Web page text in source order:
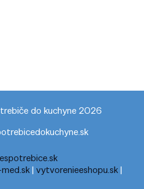
do kuchyne 2026
|vytvorenieeshopu.sk|